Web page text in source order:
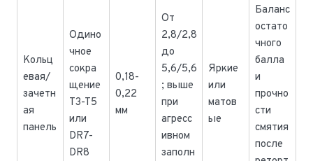
Кольц
евая/
зачетн
ая
панель
Одино
чное
сокра
щение
T3-T5
или
DR7-
DR8
0,18-
0,22
мм
От
2,8/2,8
до
5,6/5,6
; выше
при
агресс
ивном
заполн
Яркие
или
матов
ые
Баланс
остато
чного
балла
и
прочно
сти
смятия
после